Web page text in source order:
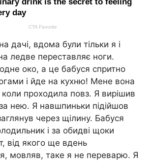
дачі, вдома були тільки я і
ледве переставляє ноги.
око, а це бабуся спритно
і йде на кухню! Мене вона
коли проходила повз. Я вирішив
нею. Я навшпиньки підійшов
через щілину. Бабуся
і за обидві щоки
від якого ще вдень
мовляв, таке я не переварю. Я